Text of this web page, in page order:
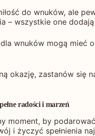
do wnuków, ale
– wszystkie one
wnuków mogą mieć
okazję, zastanów się
radości i marzeń
moment, by
i życzyć spełnienia